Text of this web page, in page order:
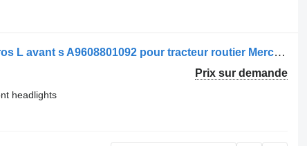
Phare Mercedes-Benz NOUVEAU Actros L avant s A9608801092 pour tracteur routier Mercedes-Benz MP5
Prix sur demande
headlights